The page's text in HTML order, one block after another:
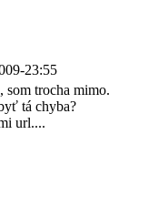
23:55
som trocha mimo.
tá chyba?
url....